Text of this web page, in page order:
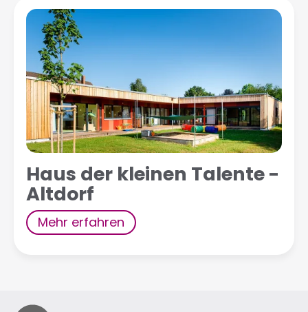
Haus der kleinen Talente -
Altdorf
Mehr erfahren